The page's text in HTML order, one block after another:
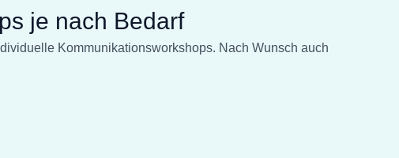
je nach Bedarf
Kommunikationsworkshops. Nach Wunsch auch